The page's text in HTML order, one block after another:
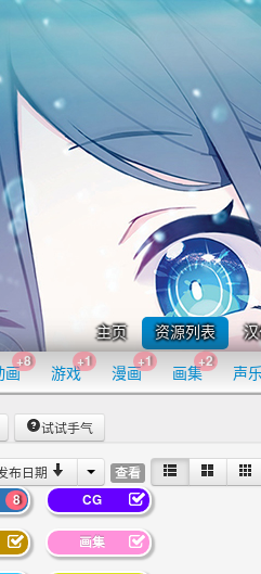
主页 资源列表
画
+8
游戏
+1
漫画
+1
画集
+2
声
布日期 查看
试试手气
8 CG
画集